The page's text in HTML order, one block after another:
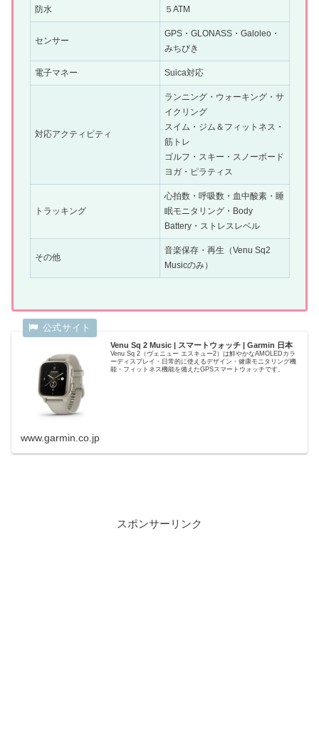
防水 ５ATM
センサー
GPS・GLONASS・Galoleo・
みちびき
電子マネー Suica対応
対応アクティビティ
ランニング・ウォーキング・サ
イクリング
スイム・ジム＆フィットネス・
筋トレ
ゴルフ・スキー・スノーボード
ヨガ・ピラティス
トラッキング
心拍数・呼吸数・血中酸素・睡
眠モニタリング・Body
Battery・ストレスレベル
その他
音楽保存・再生（Venu Sq2
Musicのみ）
Venu Sq 2 Music | スマートウォッチ | Garmin 日本
Venu Sq 2（ヴェニュー エスキュー2）は鮮やかなAMOLEDカラ
ーディスプレイ・日常的に使えるデザイン・健康モニタリング機
能・フィットネス機能を備えたGPSスマートウォッチです。
www.garmin.co.jp
スポンサーリンク